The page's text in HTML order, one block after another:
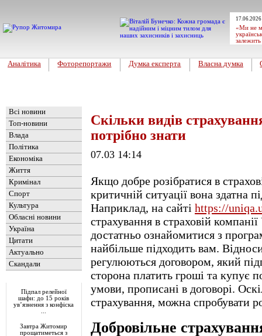
«Ми не
Аналітика Фоторепортажи Думка експерта Власна думка
Всі новини
Топ-новини
Влада
Політика
Економіка
Життя
Кримінал
Спорт
Культура
Обласні новини
Україна
Цитати
Актуально
Скандали
Підпал релейної
шафи: до 15 років
ув’язнення з конфіска
Завтра Житомир
прощатиметься з
Скільки видів
потрібно знати
07.03 14:14
Якщо добре розібратися в
критичній ситуації вона здатна
Наприклад, на сайті https://
страхування в страховій
достатньо ознайомитися з
найбільше підходить вам.
регулюються договором, який
сторона платить гроші та купує
умови, прописані в договорі.
страхування, можна спробувати
Добровільне